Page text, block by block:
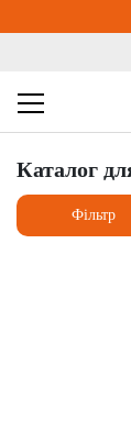
Каталог
Фільтр